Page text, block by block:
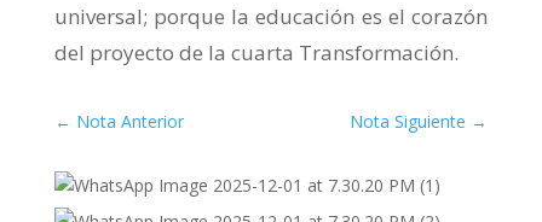
universal; porque la educación es el corazón
del proyecto de la cuarta Transformación.
← Nota Anterior Nota Siguiente →